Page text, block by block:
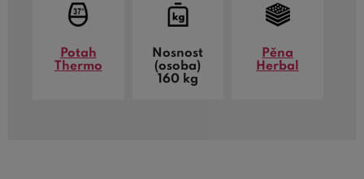
Potah
Thermo
Nosnost
(osoba)
160 kg
Pěna
Herbal